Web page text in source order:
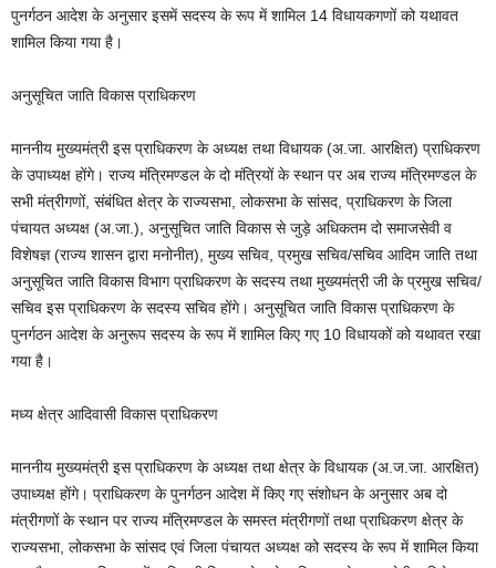
पुनर्गठन आदेश के अनुसार इसमें सदस्य के रूप में शामिल 14 विधायकगणों को यथावत
शामिल किया गया है।
अनुसूचित जाति विकास प्राधिकरण
माननीय मुख्यमंत्री इस प्राधिकरण के अध्यक्ष तथा विधायक (अ.जा. आरक्षित) प्राधिकरण
के उपाध्यक्ष होंगे। राज्य मंत्रिमण्डल के दो मंत्रियों के स्थान पर अब राज्य मंत्रिमण्डल के
सभी मंत्रीगणों, संबंधित क्षेत्र के राज्यसभा, लोकसभा के सांसद, प्राधिकरण के जिला
पंचायत अध्यक्ष (अ.जा.), अनुसूचित जाति विकास से जुड़े अधिकतम दो समाजसेवी व
विशेषज्ञ (राज्य शासन द्वारा मनोनीत), मुख्य सचिव, प्रमुख सचिव/सचिव आदिम जाति तथा
अनुसूचित जाति विकास विभाग प्राधिकरण के सदस्य तथा मुख्यमंत्री जी के प्रमुख सचिव/
सचिव इस प्राधिकरण के सदस्य सचिव होंगे। अनुसूचित जाति विकास प्राधिकरण के
पुनर्गठन आदेश के अनुरूप सदस्य के रूप में शामिल किए गए 10 विधायकों को यथावत रखा
गया है।
मध्य क्षेत्र आदिवासी विकास प्राधिकरण
माननीय मुख्यमंत्री इस प्राधिकरण के अध्यक्ष तथा क्षेत्र के विधायक (अ.ज.जा. आरक्षित)
उपाध्यक्ष होंगे। प्राधिकरण के पुनर्गठन आदेश में किए गए संशोधन के अनुसार अब दो
मंत्रीगणों के स्थान पर राज्य मंत्रिमण्डल के समस्त मंत्रीगणों तथा प्राधिकरण क्षेत्र के
राज्यसभा, लोकसभा के सांसद एवं जिला पंचायत अध्यक्ष को सदस्य के रूप में शामिल किया